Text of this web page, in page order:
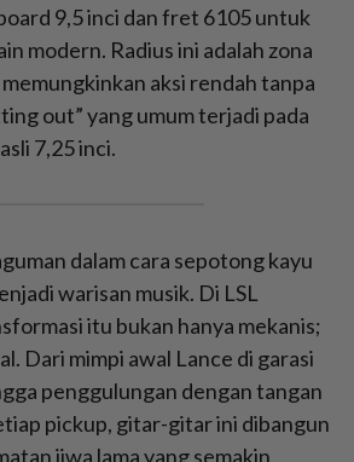
9,5 inci dan fret 6105 untuk
modern. Radius ini adalah zona
aksi rendah tanpa
out” yang umum terjadi pada
7,25 inci.
dalam cara sepotong kayu
warisan musik. Di LSL
itu bukan hanya mekanis;
Dari mimpi awal Lance di garasi
penggulungan dengan tangan
pickup, gitar-gitar ini dibangun
jiwa lama yang semakin